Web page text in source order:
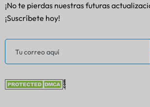
¡No te pierdas nuestras futuras
¡Suscríbete hoy!